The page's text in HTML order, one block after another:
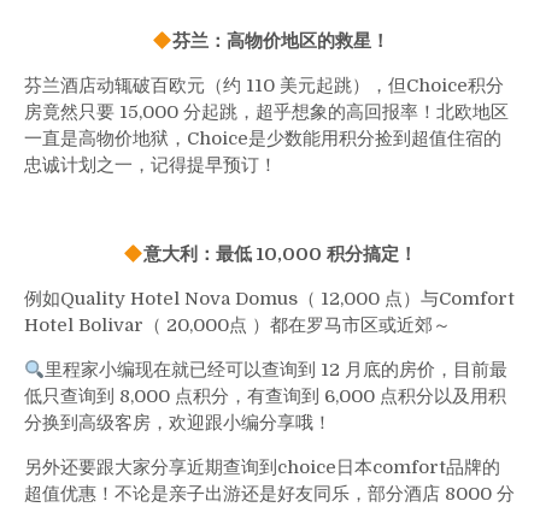
芬兰：高物价地区的救星！
芬兰酒店动辄破百欧元（约 110 美元起跳），但Choice积分
房竟然只要 15,000 分起跳，超乎想象的高回报率！北欧地区
一直是高物价地狱，Choice是少数能用积分捡到超值住宿的
忠诚计划之一，记得提早预订！
意大利：最低 10,000 积分搞定！
例如Quality Hotel Nova Domus（ 12,000 点）与Comfort
Hotel Bolivar（ 20,000点 ）都在罗马市区或近郊～
里程家小编现在就已经可以查询到 12 月底的房价，目前最
低只查询到 8,000 点积分，有查询到 6,000 点积分以及用积
分换到高级客房，欢迎跟小编分享哦！
另外还要跟大家分享近期查询到choice日本comfort品牌的
超值优惠！不论是亲子出游还是好友同乐，部分酒店 8000 分